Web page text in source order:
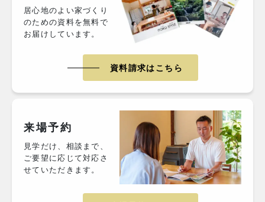
居心地のよい家づくり
のための資料を無料で
お届けしています。
資料請求はこちら
来場予約
見学だけ、相談まで、
ご要望に応じて対応さ
せていただきます。